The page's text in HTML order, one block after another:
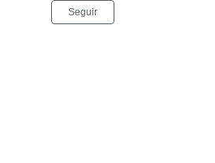
Seguir